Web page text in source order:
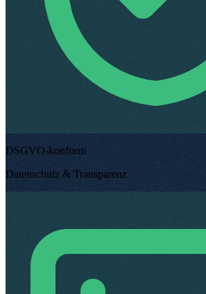
DSGVO-konform
Datenschutz & Transparenz